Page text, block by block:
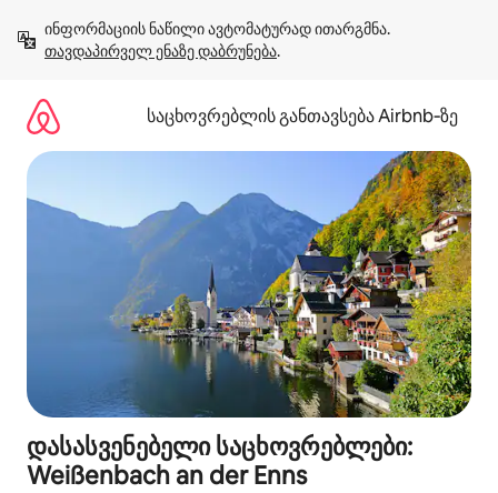
გადასვლა
თავდაპირველ ენაზე დაბრუნება.
საცხოვრებლის განთავსება Airbnb‑ზე
დასასვენებელი საცხოვრებლები:
Weißenbach an der Enns